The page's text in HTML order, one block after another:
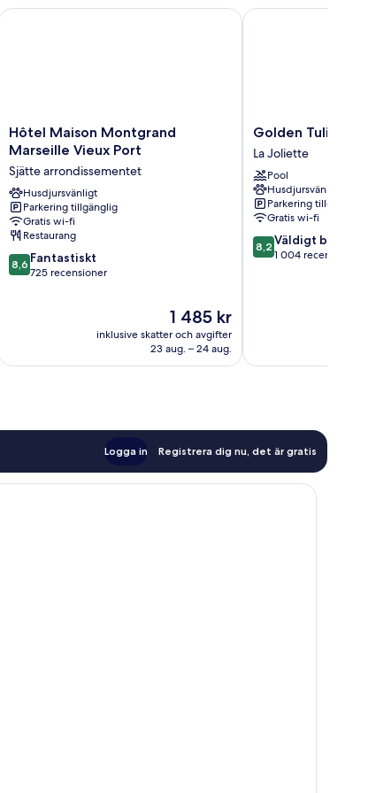
Port
Hôtel
Maison
Marseille
Vieux
Port
Sjätte
arrondissementet
Hôtel Maison Montgrand
Marseille Vieux Port
Sjätte arrondissementet
Husdjursvänligt
Parkering tillgänglig
Gratis wi-fi
Restaurang
8.6
av
8,6 Fantastiskt
725 recensioner
Priset
är
1 485 kr
1 485 kr
inklusive skatter och avgifter
23 aug. – 24 aug.
Hôtel Maison Montgrand Marseille Vieux Port
Golden
Tulip
Marseille
Euromed
La
Joliette
Golden Tulip
La Joliette
Pool
Husdjursvänligt
Parkering tillgänglig
Gratis wi-fi
8.2
av
8,2 Väldigt bra
1 004 recensioner
Golden Tulip
Logga in Registrera dig nu, det är gratis